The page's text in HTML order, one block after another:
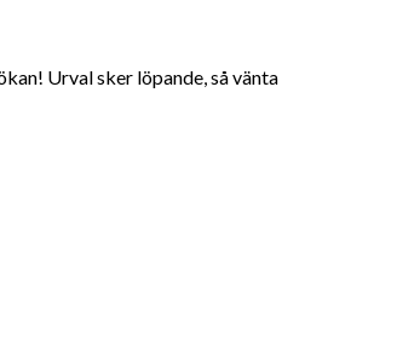
Urval sker löpande, så vänta